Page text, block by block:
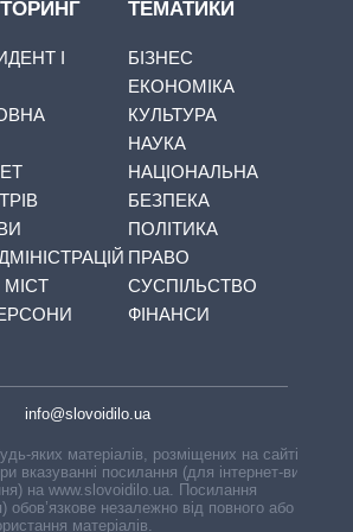
І
ТЕМАТИКИ
БІЗНЕС
ЕКОНОМІКА
КУЛЬТУРА
НАУКА
НАЦІОНАЛЬНА
БЕЗПЕКА
ПОЛІТИКА
ПРАВО
СУСПІЛЬСТВО
ФІНАНСИ
info@slovoidilo.ua
яких матеріалів, розміщених на сайті,
вказуванні посилання (для інтернет-видань
на www.slovoidilo.ua. Посилання
обов’язкове незалежно від повного або
матеріалів.